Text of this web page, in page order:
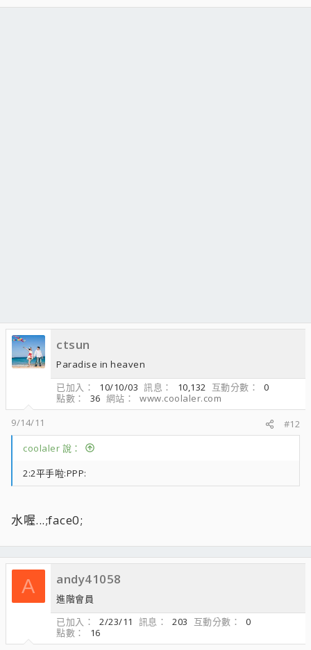
ctsun
Paradise in heaven
已加入
10/10/03 訊息 10,132 互動分數
0
點數
36 網站
www.coolaler.com
9/14/11
#12
coolaler 說：
2:2平手啦:PPP:
水喔...;face0;
A andy41058
進階會員
已加入
2/23/11 訊息 203 互動分數
0
點數
16